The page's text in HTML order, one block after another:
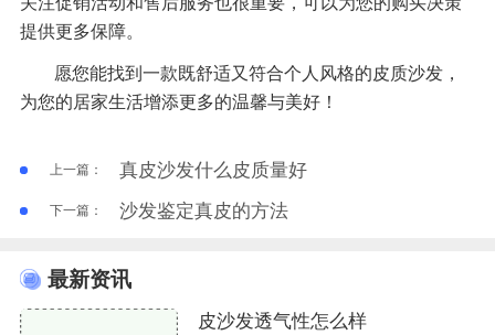
提供更多保障。
愿您能找到一款既舒适又符合个人风格的皮质沙发，
为您的居家生活增添更多的温馨与美好！
上一篇： 真皮沙发什么皮质量好
下一篇： 沙发鉴定真皮的方法
最新资讯
皮沙发透气性怎么样